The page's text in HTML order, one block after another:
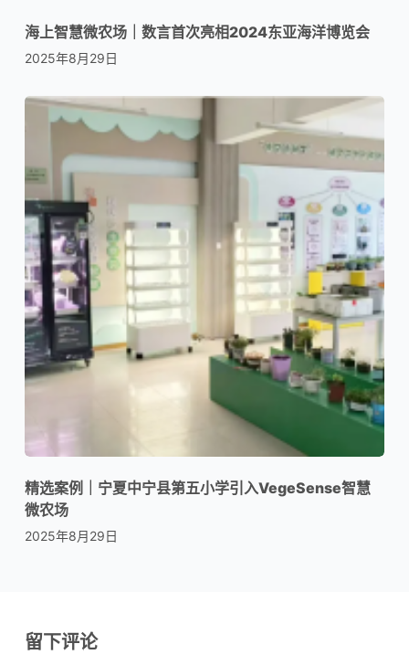
海上智慧微农场｜数言首次亮相2024东亚海洋博览会
2025年8月29日
精选案例｜宁夏中宁县第五小学引入VegeSense智慧
微农场
2025年8月29日
留下评论